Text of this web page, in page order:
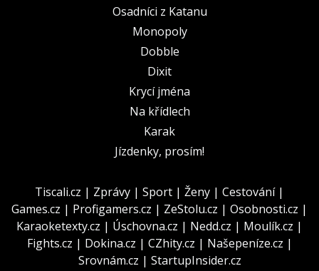
Osadníci z Katanu
Monopoly
Dobble
Dixit
Krycí jména
Na křídlech
Karak
Jízdenky, prosím!
Tiscali.cz | Zprávy | Sport | Ženy | Cestování|
Games.cz | Profigamers.cz | ZeStolu.cz | Osobnosti.cz |
Karaoketexty.cz | Úschovna.cz | Nedd.cz | Moulík.cz |
Fights.cz | Dokina.cz | CZhity.cz | Našepeníze.cz |
Srovnám.cz | StartupInsider.cz